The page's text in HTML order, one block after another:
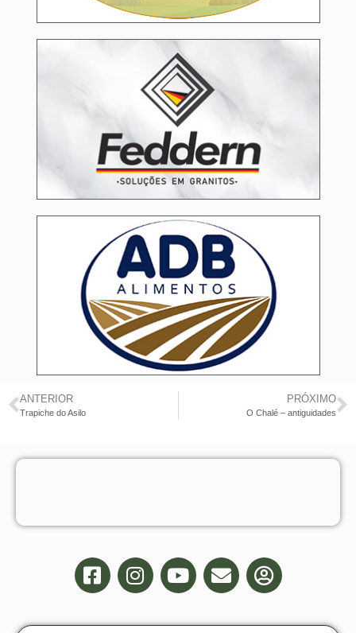
ANTERIOR
Trapiche do Asilo
PRÓXIMO
O Chalé – antiguidades